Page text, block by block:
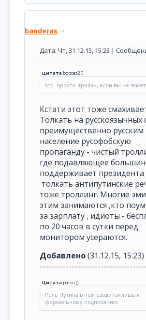
banderas
Дата: Чт, 31.12.15, 15:23 |
Цитата bobcat2()
это просто тролль, если вы не
Кстати этот тоже
Толкать на русскоязычных
преимущественно русским
население русофобскую
пропаганду - чистый
где подавляющее
поддерживает президента
толкать антипутинские
тоже троллинг. Многие
этим занимаются ,кто
за зарплату , идиоты -
по 20 часов в сутки перед
монитором усераются.
Добавлено(31.12.15, 15:23)
Цитата paisii ()
Роль Путина в нем сводится лишь к
формальному подписанию.